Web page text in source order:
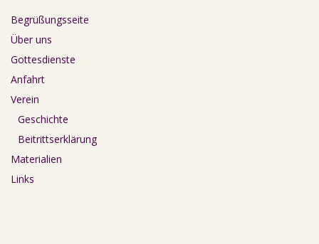
Begrüßungsseite
Über uns
Gottesdienste
Anfahrt
Verein
Geschichte
Beitrittserklärung
Materialien
Links